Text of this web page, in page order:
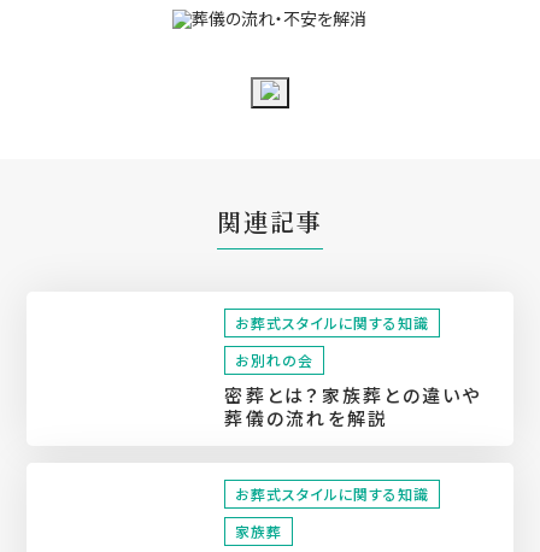
関連記事
お葬式スタイルに関する知識
お別れの会
密葬とは？家族葬との違いや
葬儀の流れを解説
お葬式スタイルに関する知識
家族葬